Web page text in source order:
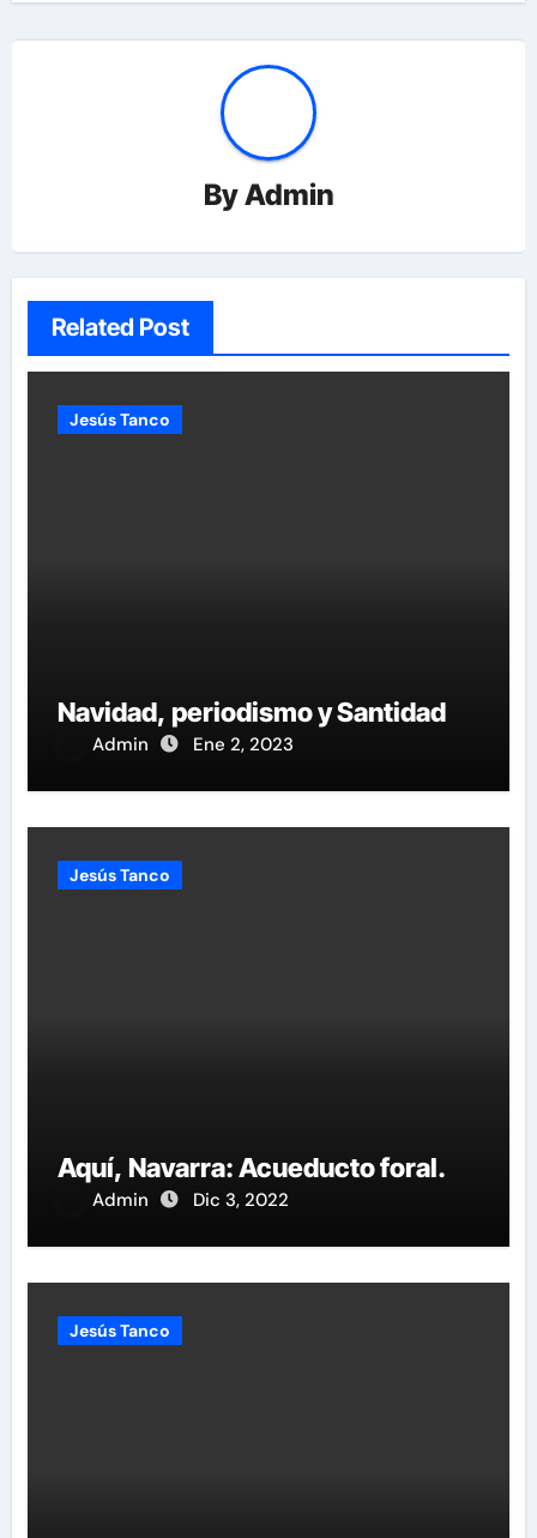
ByAdmin
Related Post
Jesús Tanco
Navidad, periodismo y Santidad
Admin Ene 2, 2023
Jesús Tanco
Aquí, Navarra: Acueducto foral.
Admin Dic 3, 2022
Jesús Tanco